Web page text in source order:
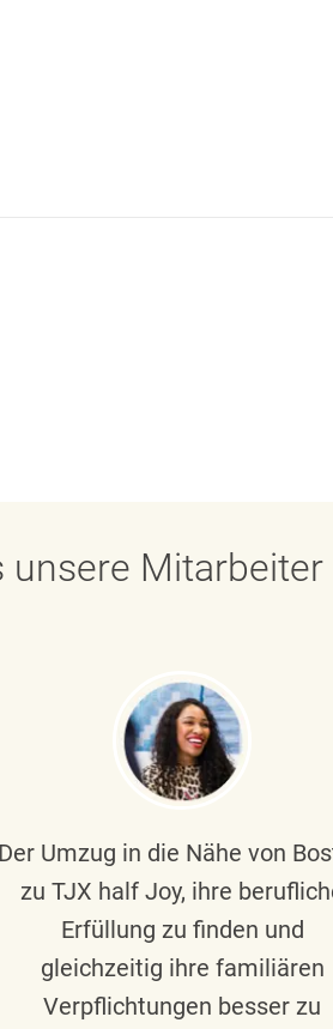
unsere
Der Umzug in die Nähe von
zu TJX half Joy, ihre
Erfüllung zu finden und
gleichzeitig ihre familiären
Verpflichtungen besser zu